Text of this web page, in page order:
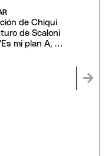
de Chiqui
de Scaloni
mi plan A, B y